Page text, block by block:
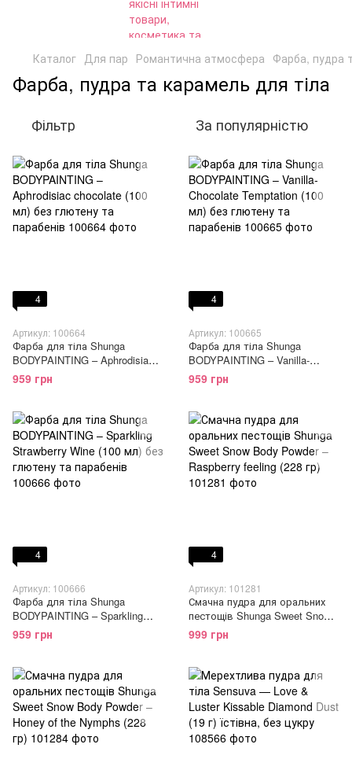
Каталог Для пар Романтична атмосфера Фарба, пудра
Фарба, пудра та карамель для тіла
Фільтр За популярністю
4
Артикул: 100664
Фарба для тіла Shunga
BODYPAINTING – Aphrodisiac
chocolate (100 мл) без глютену
та парабенів
959 грн
4
Артикул: 100665
Фарба для тіла Shunga
BODYPAINTING – Vanilla-
Chocolate Temptation (100 мл)
без глютену та парабенів
959 грн
4
Артикул: 100666
Фарба для тіла Shunga
BODYPAINTING – Sparkling
Strawberry Wine (100 мл) без
глютену та парабенів
959 грн
4
Артикул: 101281
Смачна пудра для оральних
пестощів Shunga Sweet Snow
Body Powder – Raspberry
feeling (228 гр)
999 грн